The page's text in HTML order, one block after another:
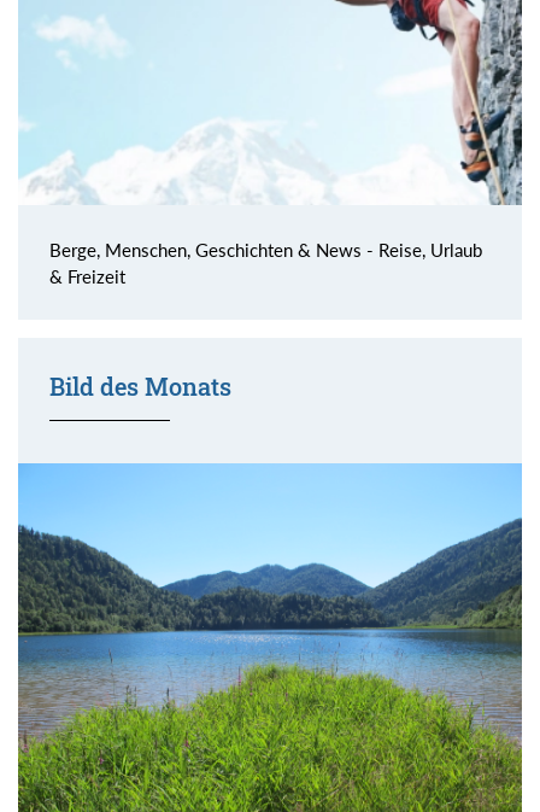
Berge, Menschen, Geschichten & News - Reise, Urlaub
& Freizeit
Bild des Monats